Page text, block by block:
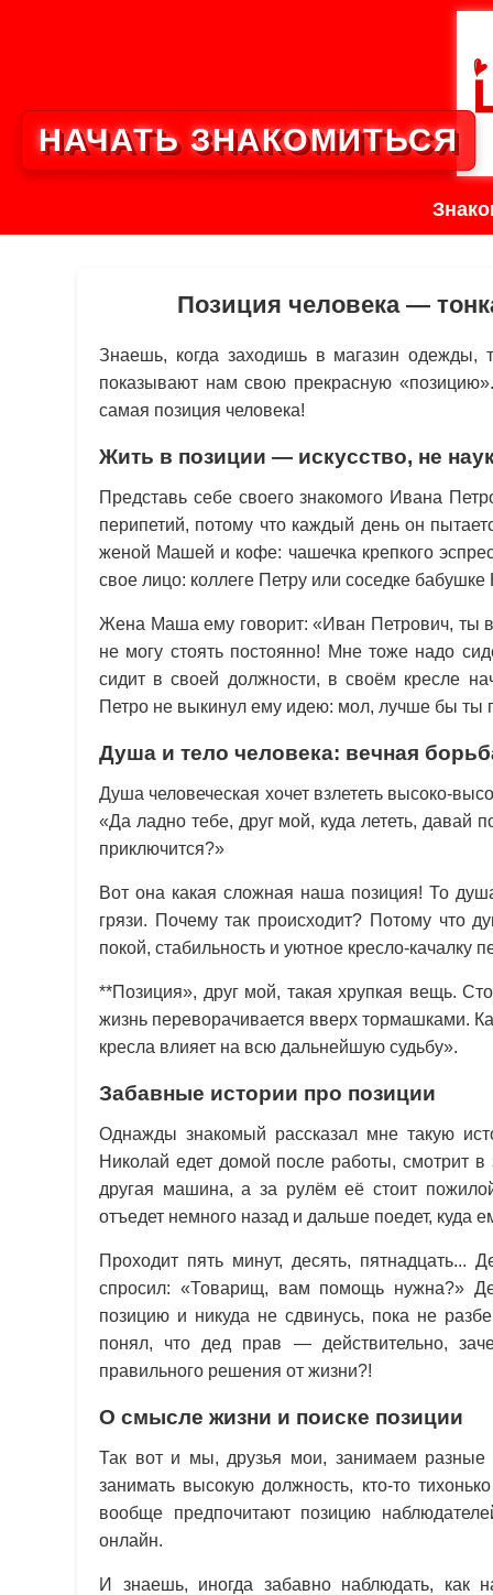
Позиция человека —
Знаешь, когда заходишь в магазин одежды,
показывают нам свою прекрасную
самая позиция человека!
Жить в позиции — искусство, не
Представь себе своего знакомого Ивана
перипетий, потому что каждый день он
женой Машей и кофе: чашечка крепкого
свое лицо: коллеге Петру или соседке бабушке
Жена Маша ему говорит: «Иван Петрович, ты
не могу стоять постоянно! Мне тоже надо
сидит в своей должности, в своём кресле
Петро не выкинул ему идею: мол, лучше бы ты
Душа и тело человека: вечная
Душа человеческая хочет взлететь высоко-
«Да ладно тебе, друг мой, куда лететь, давай
приключится?»
Вот она какая сложная наша позиция! То
грязи. Почему так происходит? Потому что
покой, стабильность и уютное кресло-качалку
**Позиция», друг мой, такая хрупкая вещь.
жизнь переворачивается вверх тормашками.
кресла влияет на всю дальнейшую судьбу».
Забавные истории про позиции
Однажды знакомый рассказал мне такую
Николай едет домой после работы, смотрит в
другая машина, а за рулём её стоит
отъедет немного назад и дальше поедет, куда
Проходит пять минут, десять,
спросил: «Товарищ, вам помощь нужна?»
позицию и никуда не сдвинусь, пока не
понял, что дед прав — действительно,
правильного решения от жизни?!
О смысле жизни и поиске позиции
Так вот и мы, друзья мои, занимаем разные
занимать высокую должность, кто-то
вообще предпочитают позицию
онлайн.
И знаешь, иногда забавно наблюдать, как
НАЧАТЬ ЗНАКОМИТЬСЯ